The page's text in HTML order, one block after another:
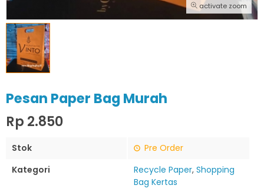
activate zoom
Pesan Paper Bag Murah
Rp 2.850
Stok
Pre Order
Kategori
Recycle Paper, Shopping
Bag Kertas